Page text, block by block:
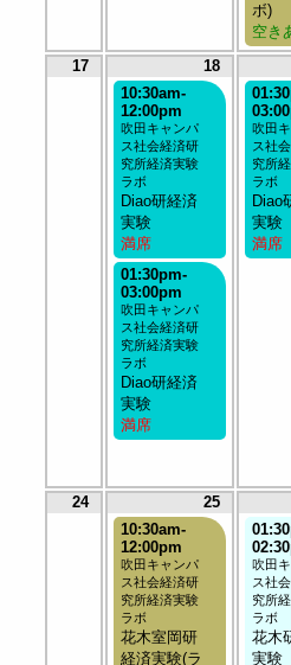
ボ)
空き
17
18
10:30am-
12:00pm
吹田キャンパ
ス社会経済研
究所経済実験
ラボ
Diao研経済
実験
満席
01:30pm-
03:00pm
吹田キャンパ
ス社会経済研
究所経済実験
ラボ
Diao研経済
実験
満席
吹田
ス社
究所
ラボ
Diao
実験
満席
24
25
10:30am-
12:00pm
吹田キャンパ
ス社会経済研
究所経済実験
ラボ
花木室岡研
経済実験(ラ
吹田
ス社
究所
ラボ
花木
実験